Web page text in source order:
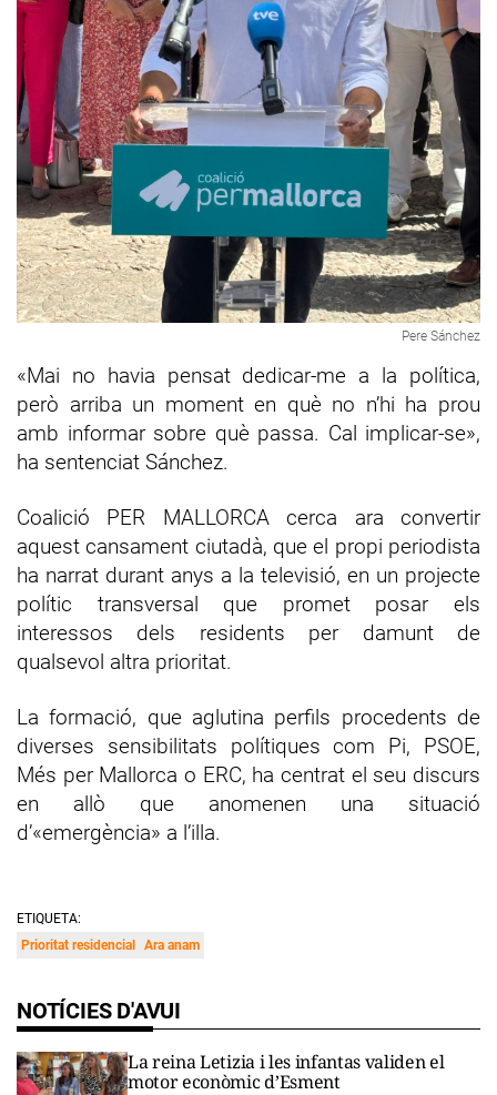
Pere Sánchez
«Mai no havia pensat dedicar-me a la política,
però arriba un moment en què no n’hi ha prou
amb informar sobre què passa. Cal implicar-se»,
ha sentenciat Sánchez.
Coalició PER MALLORCA cerca ara convertir
aquest cansament ciutadà, que el propi periodista
ha narrat durant anys a la televisió, en un projecte
polític transversal que promet posar els
interessos dels residents per damunt de
qualsevol altra prioritat.
La formació, que aglutina perfils procedents de
diverses sensibilitats polítiques com Pi, PSOE,
Més per Mallorca o ERC, ha centrat el seu discurs
en allò que anomenen una situació
d’«emergència» a l’illa.
ETIQUETA:
Prioritat residencial Ara anam
NOTÍCIES D'AVUI
La reina Letizia i les infantas validen el
motor econòmic d’Esment